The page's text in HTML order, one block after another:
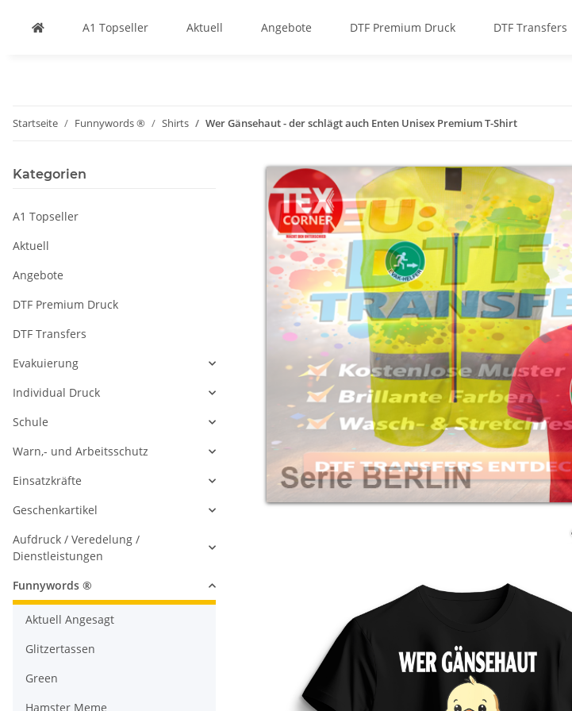
A1 Topseller Aktuell Angebote DTF Premium Druck DTF Transfers
Startseite Funnywords ® Shirts Wer Gänsehaut - der schlägt auch Enten Unisex Premium T-Shirt
Kategorien
A1 Topseller
Aktuell
Angebote
DTF Premium Druck
DTF Transfers
Evakuierung
Individual Druck
Schule
Warn,- und Arbeitsschutz
Einsatzkräfte
Geschenkartikel
Aufdruck / Veredelung /
Dienstleistungen
Funnywords ®
Aktuell Angesagt
Glitzertassen
Green
Hamster Meme